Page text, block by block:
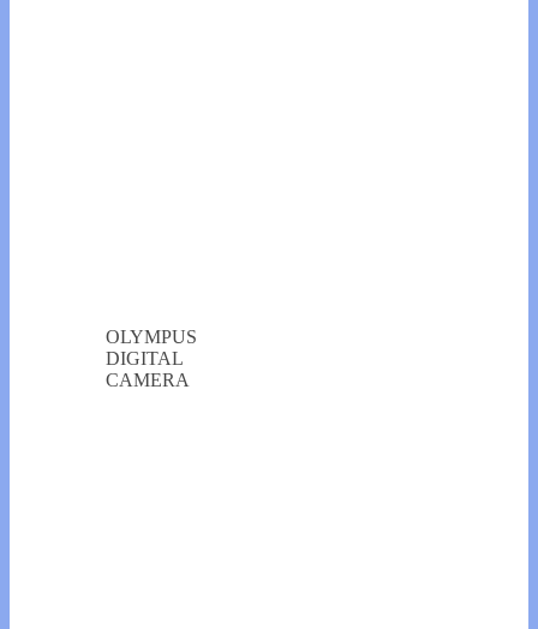
OLYMPUS
DIGITAL
CAMERA